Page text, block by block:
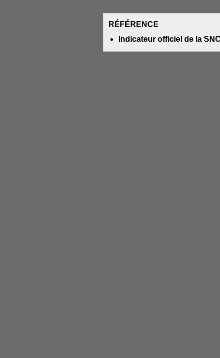
RÉFÉRENCE
Indicateur officiel de la